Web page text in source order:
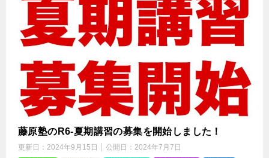
藤原塾のR6-夏期講習の募集を開始しました！
更新日： 2024年9月15日 公開日： 2024年7月7日